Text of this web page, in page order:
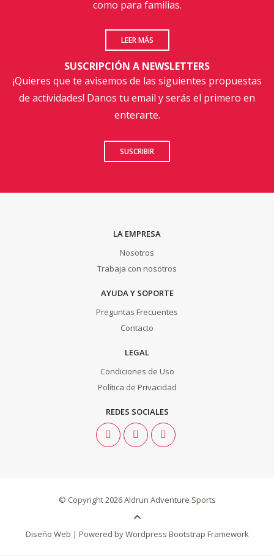
como para familias.
LEER MÁS
SUSCRIPCIÓN A NEWSLETTERS
¡Quieres que te avisemos de las siguientes propuestas
de actividades! Danos tu email y serás el primero en
enterarte.
SUSCRIBIR
LA EMPRESA
Nosotros
Trabaja con nosotros
AYUDA Y SOPORTE
Preguntas Frecuentes
Contacto
LEGAL
Condiciones de Uso
Política de Privacidad
REDES SOCIALES
© Copyright 2026Aldrun Adventure Sports
Diseño Web | Powered byWordpress Bootstrap Framework